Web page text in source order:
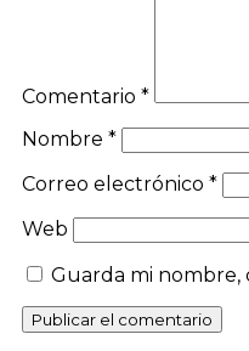
Comentario *
Nombre *
Correo electrónico *
Web
Guarda mi nombre,